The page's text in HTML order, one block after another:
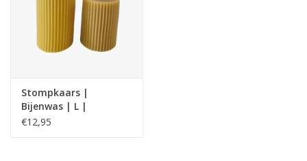
Stompkaars |
Bijenwas | L |
Swolsche Imker
€12,95